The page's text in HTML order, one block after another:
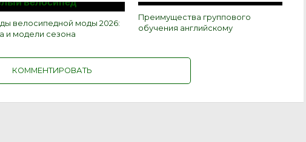
велосипедной моды 2026:
и модели сезона
Преимущества группового
обучения английскому
КОММЕНТИРОВАТЬ